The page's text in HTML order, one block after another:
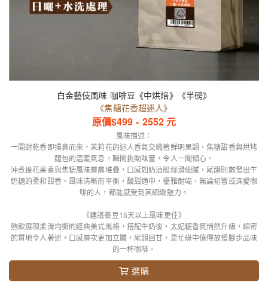
白金藝伎風味 咖啡豆《中烘焙》《半磅》
《焦糖花香超迷人》
原價$499 - 2552 元
風味描述：
一開封乾香即撲鼻而來，茉莉花的迷人香氣交織著鮮明果韻、焦糖甜香與烘烤
麵包的溫暖氣息，瞬間挑動味蕾，令人一聞傾心。
沖煮後花果香與焦糖風味層層堆疊，口感如奶油般絲滑細膩，尾韻則散發出牛
奶糖的柔和甜香。風味清晰而平衡，酸甜適中，優雅耐喝，無論初嘗或深愛咖
啡的人，都能感受到其細緻魅力。
《建議養豆15天以上風味更佳》
熱飲展現柔滑均衡的經典美式風格，搭配牛奶後，太妃糖香氣悄然升級，綿密
的質地令人著迷，口感層次更加立體，尾韻回甘，是忙碌中值得放慢腳步品味
的一杯咖啡。
選購